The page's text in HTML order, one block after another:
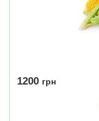
1200 грн